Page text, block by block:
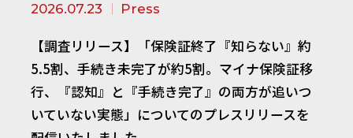
2026.07.23 Press
【調査リリース】「保険証終了『知らない』約
5.5割、手続き未完了が約5割。マイナ保険証移
行、『認知』と『手続き完了』の両方が追いつ
いていない実態」についてのプレスリリースを